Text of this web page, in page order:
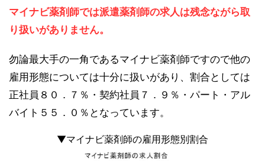
マイナビ薬剤師では派遣薬剤師の求人は残念ながら取
り扱いがありません。
勿論最大手の一角であるマイナビ薬剤師ですので他の
雇用形態については十分に扱いがあり、割合としては
正社員８０．７％・契約社員７．９％・パート・アル
バイト５５．０％となっています。
▼マイナビ薬剤師の雇用形態別割合